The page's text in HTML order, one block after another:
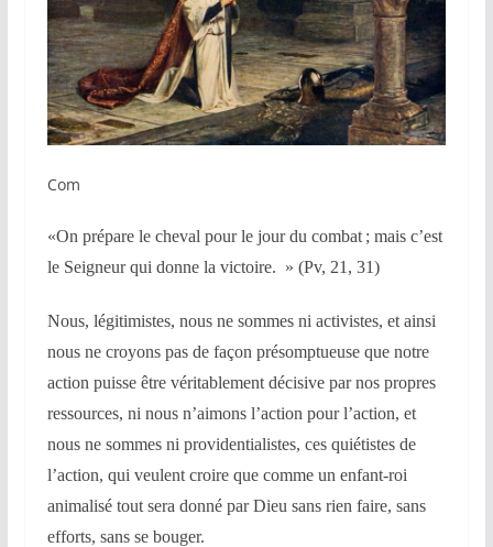
Com
«On prépare le cheval pour le jour du combat ; mais c’est
le Seigneur qui donne la victoire. » (Pv, 21, 31)
Nous, légitimistes, nous ne sommes ni activistes, et ainsi
nous ne croyons pas de façon présomptueuse que notre
action puisse être véritablement décisive par nos propres
ressources, ni nous n’aimons l’action pour l’action, et
nous ne sommes ni providentialistes, ces quiétistes de
l’action, qui veulent croire que comme un enfant-roi
animalisé tout sera donné par Dieu sans rien faire, sans
efforts, sans se bouger.